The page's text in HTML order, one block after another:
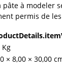
à modeler
permis de
Kg
× 8,00 × 30,00